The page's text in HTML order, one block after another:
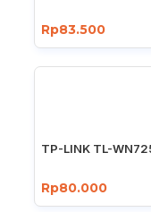
Rp83.500
TP-LINK TL-
Rp80.000